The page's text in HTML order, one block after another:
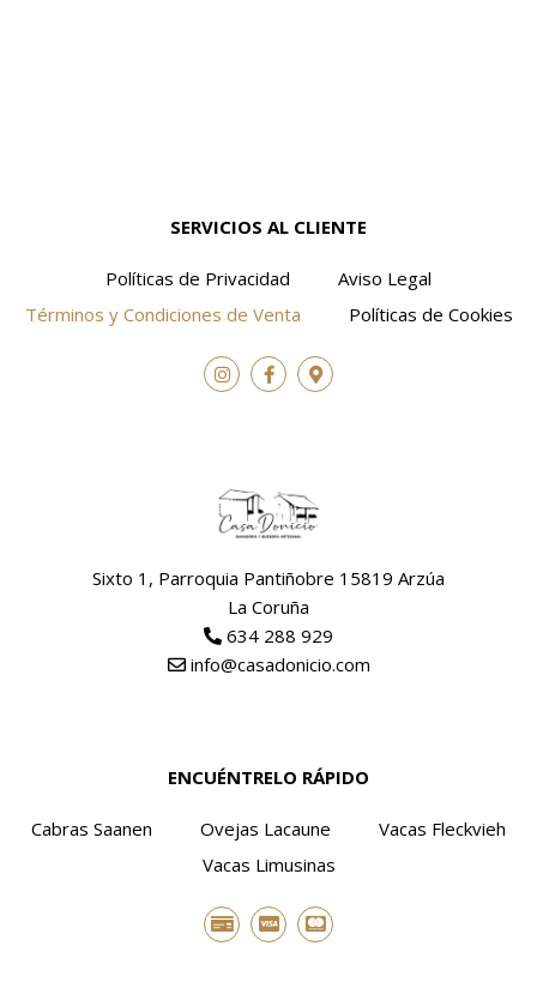
SERVICIOS AL CLIENTE
Políticas de Privacidad
Aviso Legal
Términos y Condiciones de Venta
Políticas de Cookies
Sixto 1, Parroquia Pantiñobre 15819 Arzúa
La Coruña
634 288 929
info@casadonicio.com
ENCUÉNTRELO RÁPIDO
Cabras Saanen Ovejas Lacaune
Vacas Fleckvieh
Vacas Limusinas